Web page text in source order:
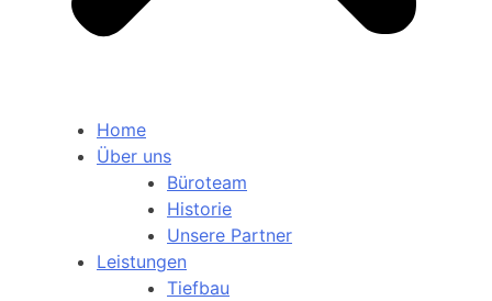
Home
Über uns
Büroteam
Historie
Unsere Partner
Leistungen
Tiefbau